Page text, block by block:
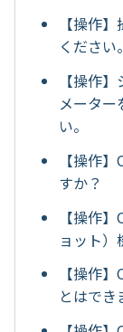
【操作
ください。
【操作
メーター
い。
【操作
すか？
【操作
ョット）
【操作
とはでき